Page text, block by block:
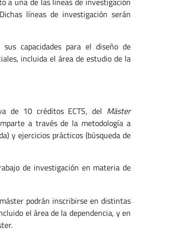
líneas de investigación serán
capacidades para el diseño de
incluida el área de estudio de la
de 10 créditos ECTS, del Máster
a través de la metodología a
y ejercicios prácticos (búsqueda de
de investigación en materia de
podrán inscribirse en distintas
el área de la dependencia, y en